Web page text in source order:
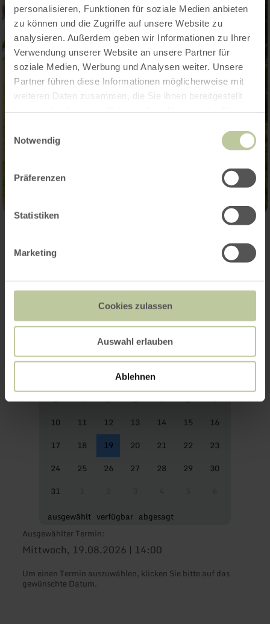
personalisieren, Funktionen für soziale Medien anbieten
zu können und die Zugriffe auf unsere Website zu
analysieren. Außerdem geben wir Informationen zu Ihrer
Verwendung unserer Website an unsere Partner für
soziale Medien, Werbung und Analysen weiter. Unsere
Partner führen diese Informationen möglicherweise mit
weiteren Daten zusammen, die Sie ihnen bereitgestellt
Notwendig
Präferenzen
Statistiken
Marketing
Cookies zulassen
Auswahl erlauben
Ablehnen
Weitere Termine
Mi Do Fr
30
3
4 5 6 7 8
9
10
11 12 13 14 15
16
17
18 19 20 21 22
23
24
25 26 27 28 29
30
31
ausgewählt verfügbar abgesagt
Ausgewählter Termin:
Mittwoch, 19.08.2026 | 14:00
Um einen Termin auszuwählen, klicken Sie bitte auf das
gewünschte Datum.